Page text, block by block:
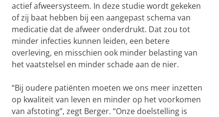
actief afweersysteem. In deze studie wordt gekeken
of zij baat hebben bij een aangepast schema van
medicatie dat de afweer onderdrukt. Dat zou tot
minder infecties kunnen leiden, een betere
overleving, en misschien ook minder belasting van
het vaatstelsel en minder schade aan de nier.
“Bij oudere patiënten moeten we ons meer inzetten
op kwaliteit van leven en minder op het voorkomen
van afstoting”, zegt Berger. “Onze doelstelling is